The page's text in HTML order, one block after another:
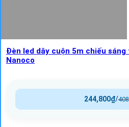
Đèn led dây cuộn 5m chiếu sáng
Nanoco
/
244,800₫